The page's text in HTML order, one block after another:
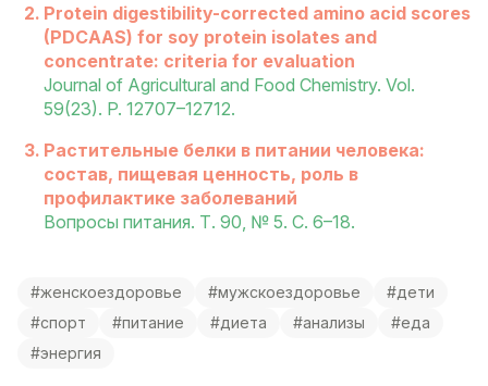
Protein digestibility-corrected amino acid scores
(PDCAAS) for soy protein isolates and
concentrate: criteria for evaluation
Journal of Agricultural and Food Chemistry. Vol.
59(23). P. 12707–12712.
Растительные белки в питании человека:
состав, пищевая ценность, роль в
профилактике заболеваний
Вопросы питания. Т. 90, № 5. С. 6–18.
#женскоездоровье #мужскоездоровье
#дети
#спорт
#питание #диета #анализы
#еда
#энергия